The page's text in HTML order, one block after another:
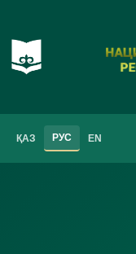
ҚАЗ РУС EN